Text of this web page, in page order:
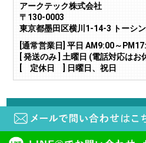
アークテック株式会社
〒130-0003
東京都墨田区横川1-14-3 トーシ
[通常営業日] 平日 AM9:00～
[ 発送のみ ] 土曜日 (電話対応はお
[ 定休日 ] 日曜日、祝日
copyright (c) 鍵と電気錠の通販サイ